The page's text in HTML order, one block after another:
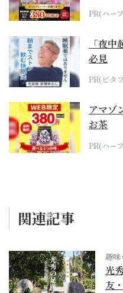
PR(ハー
「夜
必見
PR(ビタ
アマゾ
お茶
PR(ハー
関連記事
趣味
光
友